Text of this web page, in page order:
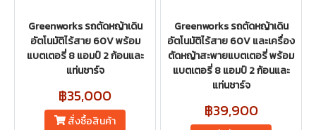
Greenworks รถตัดหญ้าเดิน
อัตโนมัติไร้สาย 60V พร้อม
แบตเตอรี่ 8 แอมป์ 2 ก้อนและ
แท่นชาร์จ
฿35,000
สั่งซื้อสินค้า
Greenworks รถตัดหญ้าเดิน
อัตโนมัติไร้สาย 60V และเครื่อง
ตัดหญ้าสะพายแบตเตอรี่ พร้อม
แบตเตอรี่ 8 แอมป์ 2 ก้อนและ
แท่นชาร์จ
฿39,900